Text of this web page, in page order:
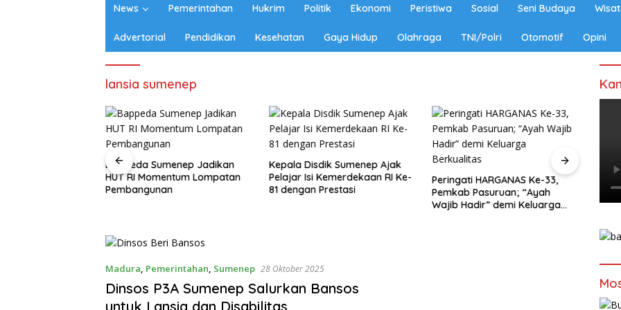
News Pemerintahan Hukrim Politik Ekonomi Peristiwa Sosial Seni Budaya
Advertorial Pendidikan Kesehatan Gaya Hidup Olahraga TNI/Polri Otomotif Opini
lansia sumenep
Bappeda Sumenep Jadikan
HUT RI Momentum Lompatan
Pembangunan
Kepala Disdik Sumenep Ajak
Pelajar Isi Kemerdekaan RI Ke-
81 dengan Prestasi
Peringati HARGANAS Ke-33,
Pemkab Pasuruan; “Ayah
Wajib Hadir” demi Keluarga
Madura, Pemerintahan, Sumenep 28 Oktober 2025
Dinsos P3A Sumenep Salurkan Bansos
untuk Lansia dan Disabilitas